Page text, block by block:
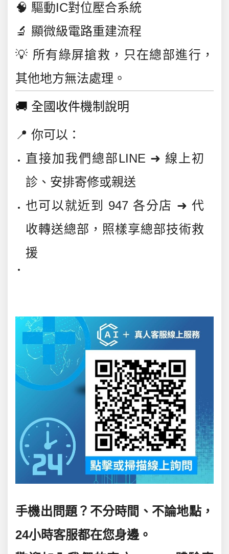
🧠 驅動IC對位壓合系統
🔬 顯微級電路重建流程
💡 所有綠屏搶救， 只在總部進行，
其他地方無法處理。
🚚 全國收件機制說明
📍 你可以：
直接加我們總部LINE ➜ 線上初
診、安排寄修或親送
也可以就近到 947 各分店 ➜ 代
收轉送總部 ，照樣享總部技術救
援
手機出問題？不分時間、不論地點，
24小時客服都在您身邊 。